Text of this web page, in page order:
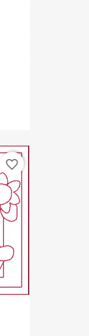
favorite_border